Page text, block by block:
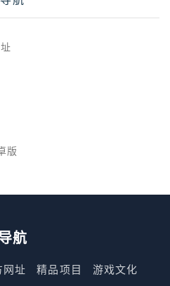
版
航
网址 精品项目
游戏文化